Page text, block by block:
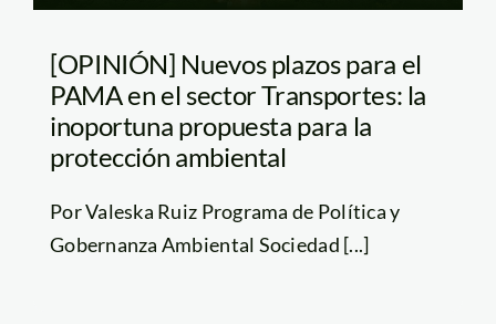
[OPINIÓN] Nuevos plazos para el
PAMA en el sector Transportes: la
inoportuna propuesta para la
protección ambiental
Por Valeska Ruiz Programa de Política y
Gobernanza Ambiental Sociedad [...]